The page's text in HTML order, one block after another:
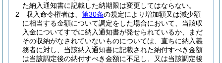
た納入通知書に記載した納期限は変更してはならない。
2
収入命令権者は、 第30条の規定により増加額又は減少額
に相当する金額について調定をした場合において、当該収
入金についてすでに納入通知書が発せられているか、まだ
その収納がなされていないものについては、直ちに納入義
務者に対し、当該納入通知書に記載された納付すべき金額
は当該調定後の納付すべき金額に不足し、又は当該調定後